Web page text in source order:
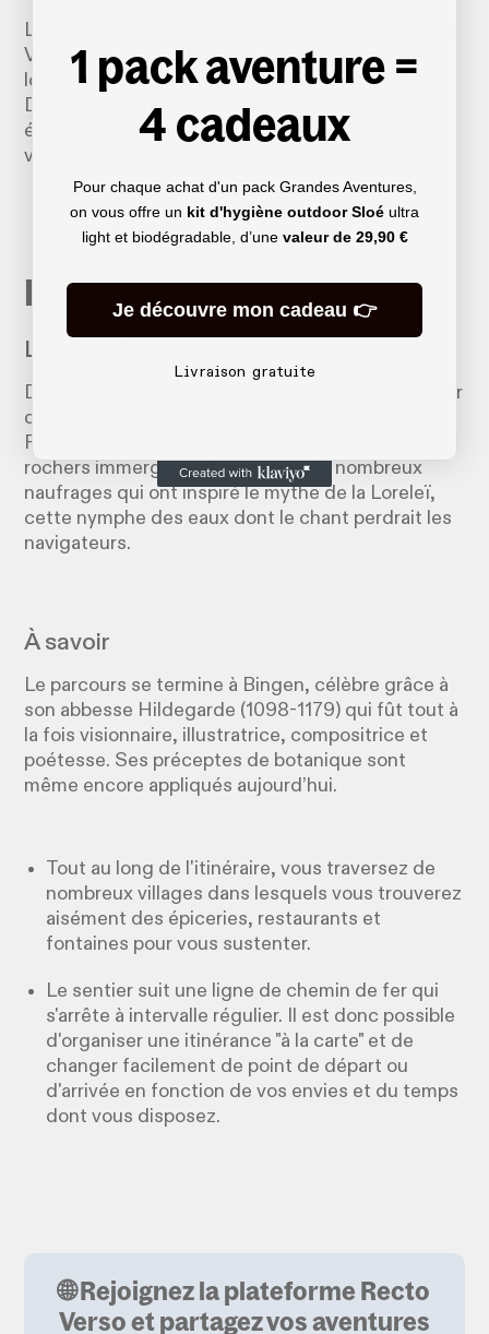
Le bivouac est interdit sur la totalité de l'itinéraire.
Vous trouverez cependant des campings tout au
long du sentier pour des nuits bon marché.
Des petits hôtels, auberges et B&B sont
également présents dans toutes les villes et les
villages traversés. Pensez à réserver.
Bon à savoir
L’anecdote
Dressé 132m au dessus du Rhin, l’imposant rocher
de la Loreleï marque l’endroit le plus étroit du
Rhin… et le plus dangereux. Courants violents et
rochers immergés ont provoqué de nombreux
naufrages qui ont inspiré le mythe de la Loreleï,
cette nymphe des eaux dont le chant perdrait les
navigateurs.
À savoir
Le parcours se termine à Bingen, célèbre grâce à
son abbesse Hildegarde (1098-1179) qui fût tout à
la fois visionnaire, illustratrice, compositrice et
poétesse. Ses préceptes de botanique sont
même encore appliqués aujourd’hui.
Tout au long de l'itinéraire, vous traversez de
nombreux villages dans lesquels vous trouverez
aisément des épiceries, restaurants et
fontaines pour vous sustenter.
Le sentier suit une ligne de chemin de fer qui
s'arrête à intervalle régulier. Il est donc possible
d'organiser une itinérance "à la carte" et de
changer facilement de point de départ ou
d'arrivée en fonction de vos envies et du temps
dont vous disposez.
🌐 Rejoignez la plateforme Recto
Verso et partagez vos aventures
1 pack aventure =
4 cadeaux
Pour chaque achat d'un pack Grandes Aventures,
on vous offre un kit d'hygiène outdoor Sloé ultra
light et biodégradable, d’une valeur de 29,90 €
Je découvre mon cadeau 👉
Livraison gratuite